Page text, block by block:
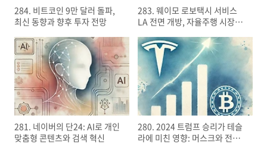
284. 비트코인 9만 달러 돌파,
최신 동향과 향후 투자 전망
283. 웨이모 로보택시 서비스
LA 전면 개방, 자율주행 시장의
281. 네이버의 단24: AI로 개인
맞춤형 콘텐츠와 검색 혁신
280. 2024 트럼프 승리가 테슬
라에 미친 영향: 머스크와 전기